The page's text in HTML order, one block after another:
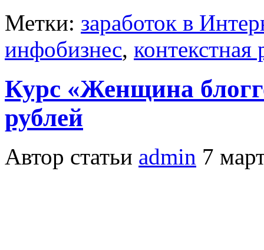
Метки: заработок в
инфобизнес, контекстная
Курс «Женщина
рублей
Автор статьи admin 7